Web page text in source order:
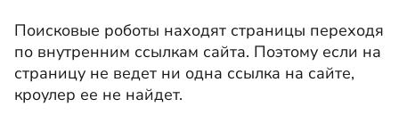
Поисковые роботы находят страницы переходя
по внутренним ссылкам сайта. Поэтому если на
страницу не ведет ни одна ссылка на сайте,
кроулер ее не найдет.